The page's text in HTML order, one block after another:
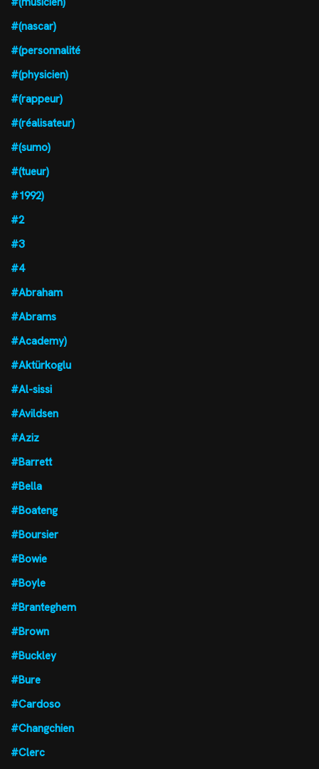
#(nascar)
#(personnalité
#(physicien)
#(rappeur)
#(réalisateur)
#(sumo)
#(tueur)
#1992)
#2
#3
#4
#Abraham
#Abrams
#Academy)
#Aktürkoglu
#Al-sissi
#Avildsen
#Aziz
#Barrett
#Bella
#Boateng
#Boursier
#Bowie
#Boyle
#Branteghem
#Brown
#Buckley
#Bure
#Cardoso
#Changchien
#Clerc